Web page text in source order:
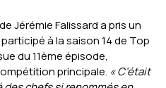
Jérémie Falissard a pris un
à la saison 14 de Top
du 11ème épisode,
principale. « C’était